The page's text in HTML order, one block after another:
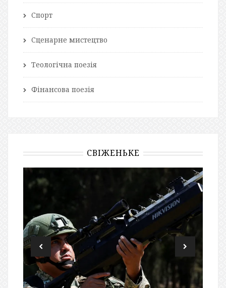
Спорт
Сценарне мистецтво
Теологічна поезія
Фінансова поезія
СВІЖЕНЬКЕ